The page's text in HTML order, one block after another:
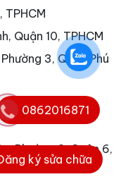
TPHCM
Quận 10, TPHCM
3, Quận Phú
10, Quận Gò
Phường 2, Quận 6,
ký sửa chữa
0862016871